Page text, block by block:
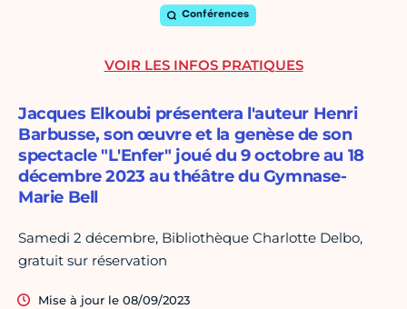
Conférences
Jacques Elkoubi présentera l'auteur Henri
Barbusse, son œuvre et la genèse de son
spectacle "L'Enfer" joué du 9 octobre au 18
décembre 2023 au théâtre du Gymnase-
Marie Bell
Samedi 2 décembre, Bibliothèque Charlotte Delbo,
gratuit sur réservation
Mise à jour le 08/09/2023
VOIR LES INFOS PRATIQUES